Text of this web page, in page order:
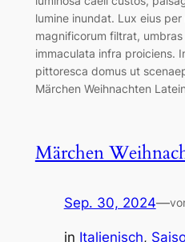
lumine inundat. Lux eius
magnificorum filtrat,
immaculata infra proiciens.
pittoresca domus ut
Märchen Weihnachten
Märchen
Sep. 30, 2024—
in Italienisch,